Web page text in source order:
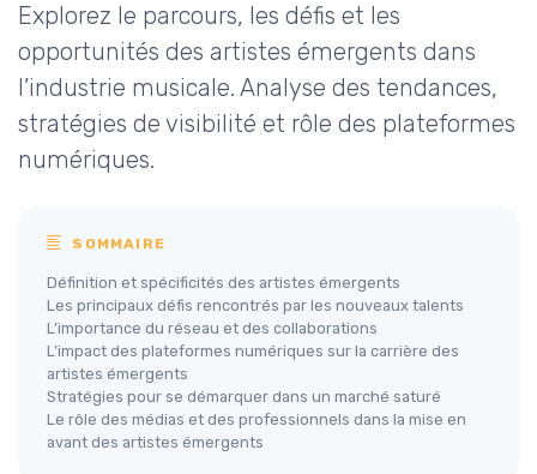
Explorez le parcours, les défis et les
opportunités des artistes émergents dans
l’industrie musicale. Analyse des tendances,
stratégies de visibilité et rôle des plateformes
numériques.
SOMMAIRE
Définition et spécificités des artistes émergents
Les principaux défis rencontrés par les nouveaux talents
L’importance du réseau et des collaborations
L’impact des plateformes numériques sur la carrière des
artistes émergents
Stratégies pour se démarquer dans un marché saturé
Le rôle des médias et des professionnels dans la mise en
avant des artistes émergents